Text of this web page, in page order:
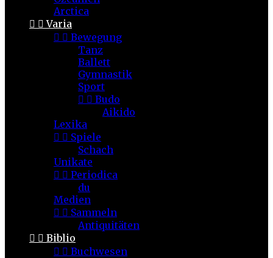
Arctica
  Varia
  Bewegung
Tanz
Ballett
Gymnastik
Sport
  Budo
Aikido
Lexika
  Spiele
Schach
Unikate
  Periodica
du
Medien
  Sammeln
Antiquitäten
  Biblio
  Buchwesen